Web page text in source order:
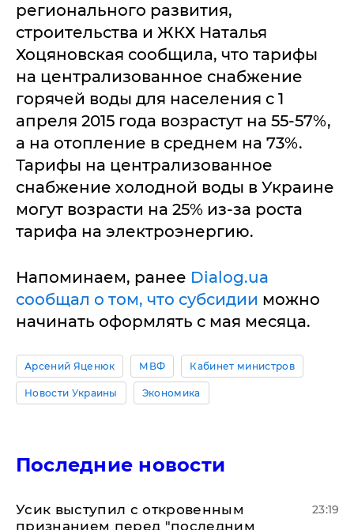
регионального развития,
строительства и ЖКХ Наталья
Хоцяновская сообщила, что тарифы
на централизованное снабжение
горячей воды для населения с 1
апреля 2015 года возрастут на 55-57%,
а на отопление в среднем на 73%.
Тарифы на централизованное
снабжение холодной воды в Украине
могут возрасти на 25% из-за роста
тарифа на электроэнергию.
Напоминаем, ранее Dialog.ua
сообщал о том, что субсидии можно
начинать оформлять с мая месяца.
Арсений Яценюк МВФ Кабинет министров
Новости Украины Экономика
Последние новости
Усик выступил с откровенным
признанием перед "последним
23:19